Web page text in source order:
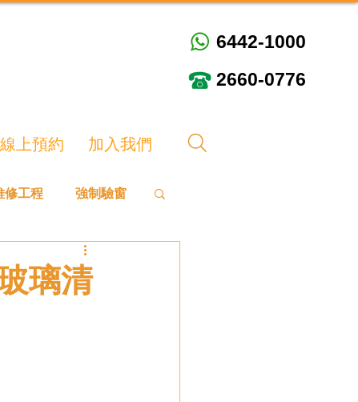
6442-1000
6442-1000
2660-0776
2660-0776
線上預約 加入我們
修工程 強制驗窗
璃清